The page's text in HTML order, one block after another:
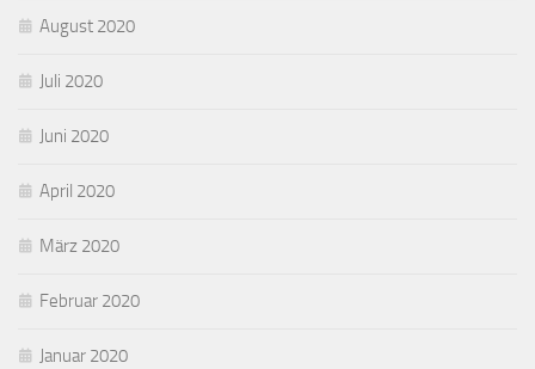
August 2020
Juli 2020
Juni 2020
April 2020
März 2020
Februar 2020
Januar 2020